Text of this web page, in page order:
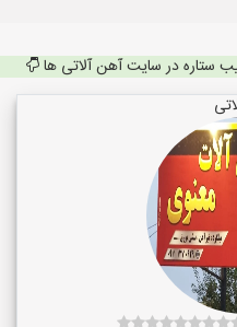
ستاره در سایت آهن آلاتی ها